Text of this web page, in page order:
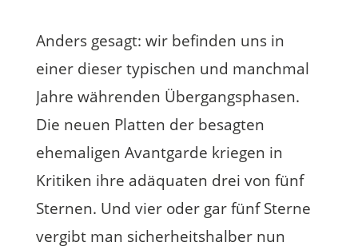
Anders gesagt: wir befinden uns in
einer dieser typischen und manchmal
Jahre währenden Übergangsphasen.
Die neuen Platten der besagten
ehemaligen Avantgarde kriegen in
Kritiken ihre adäquaten drei von fünf
Sternen. Und vier oder gar fünf Sterne
vergibt man sicherheitshalber nun